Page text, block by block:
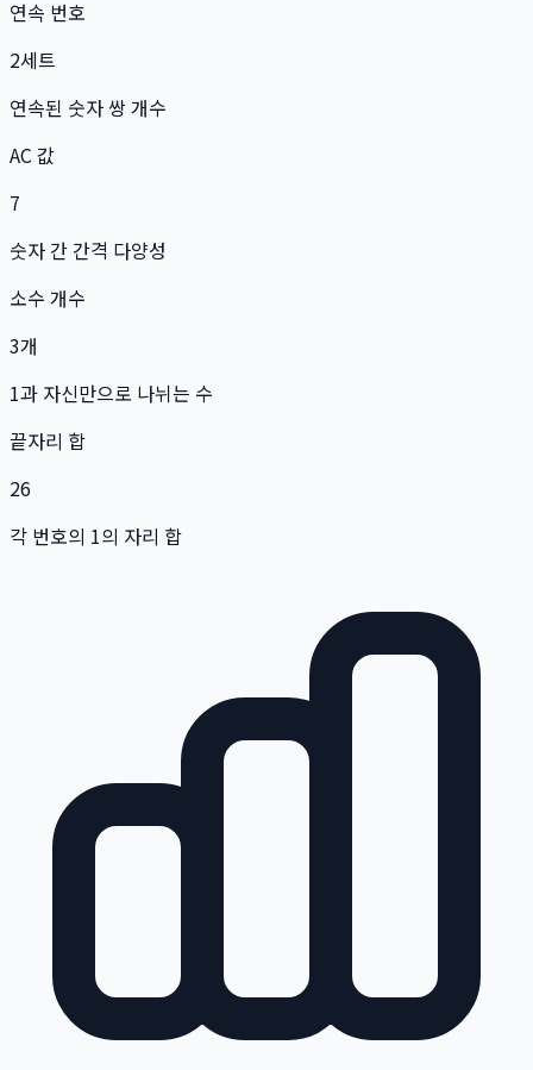
연속 번호
2세트
연속된 숫자 쌍 개수
AC 값
7
숫자 간 간격 다양성
소수 개수
3개
1과 자신만으로 나뉘는 수
끝자리 합
26
각 번호의 1의 자리 합